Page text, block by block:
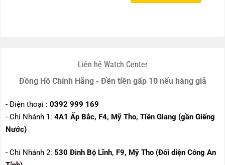
Liên hệ Watch Center
Đồng Hồ Chính Hãng - Đền tiền gấp 10 nếu hàng giả
- Điện thoại : 0392 999 169
- Chi Nhánh 1: 4A1 Ấp Bắc, F4, Mỹ Tho, Tiền Giang (gần Giếng
Nước)
- Chi Nhánh 2: 530 Đinh Bộ Lĩnh, F9, Mỹ Tho (Đối diện Công An